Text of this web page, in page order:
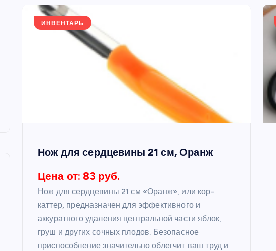
Силиконовая форма
выпечки 9 ячеек,
кексики
ИНВЕНТАРЬ
Нож для сердцевины 21 см, Оранж
Цена от: 83 руб.
Нож для сердцевины 21 см «Оранж», или кор-
каттер, предназначен для эффективного и
аккуратного удаления центральной части яблок,
груш и других сочных плодов. Безопасное
приспособление значительно облегчит ваш труд и